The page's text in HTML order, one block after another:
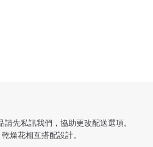
先私訊我們，協助更改配送選項。
燥花相互搭配設計。